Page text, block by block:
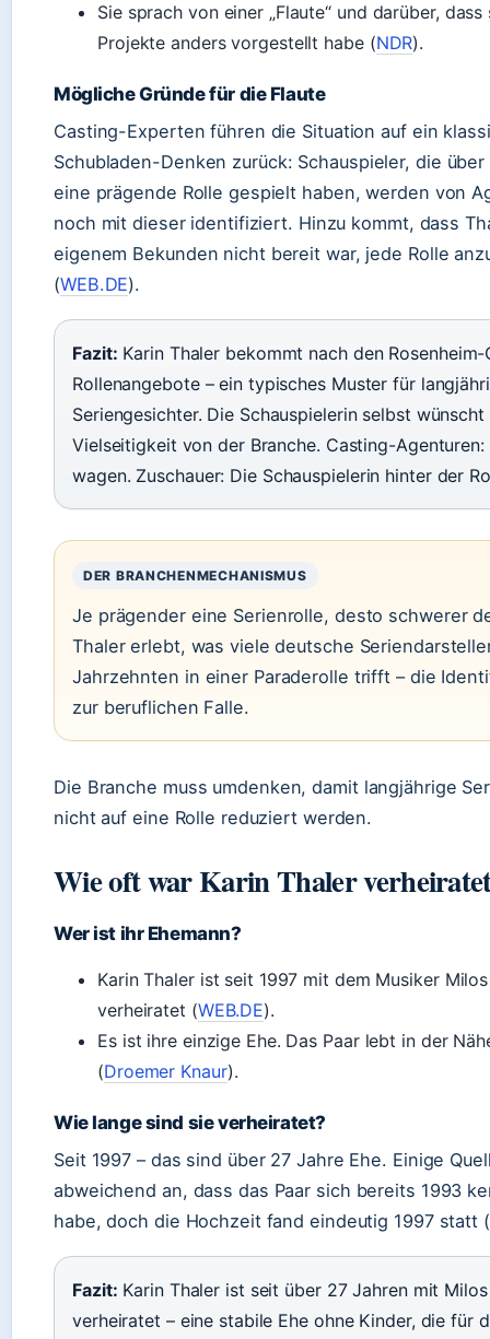
Sie sprach von einer „Flaute“ und darüber, dass
Projekte anders vorgestellt habe (NDR).
Mögliche Gründe für die Flaute
Casting-Experten führen die Situation auf ein
Schubladen-Denken zurück: Schauspieler, die
eine prägende Rolle gespielt haben, werden von
noch mit dieser identifiziert. Hinzu kommt, dass
eigenem Bekunden nicht bereit war, jede Rolle
(WEB.DE).
Fazit: Karin Thaler bekommt nach den
Rollenangebote – ein typisches Muster für
Seriengesichter. Die Schauspielerin selbst
Vielseitigkeit von der Branche. Casting-Agenturen:
wagen. Zuschauer: Die Schauspielerin hinter der
DER BRANCHENMECHANISMUS
Je prägender eine Serienrolle, desto schwerer
Thaler erlebt, was viele deutsche
Jahrzehnten in einer Paraderolle trifft – die
zur beruflichen Falle.
Die Branche muss umdenken, damit langjährige
nicht auf eine Rolle reduziert werden.
Wie oft war Karin Thaler
Wer ist ihr Ehemann?
Karin Thaler ist seit 1997 mit dem Musiker
verheiratet (WEB.DE).
Es ist ihre einzige Ehe. Das Paar lebt in der
(Droemer Knaur).
Wie lange sind sie verheiratet?
Seit 1997 – das sind über 27 Jahre Ehe. Einige
abweichend an, dass das Paar sich bereits 1993
habe, doch die Hochzeit fand eindeutig 1997 statt (
Fazit: Karin Thaler ist seit über 27 Jahren mit
verheiratet – eine stabile Ehe ohne Kinder, die für